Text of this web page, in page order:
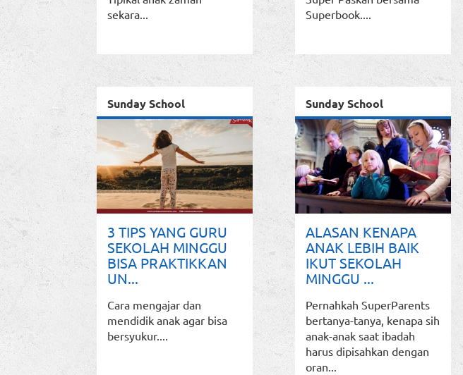
sekara...
Superbook....
Sunday School
3 TIPS YANG GURU
SEKOLAH MINGGU
BISA PRAKTIKKAN
UN...
Cara mengajar dan
mendidik anak agar bisa
bersyukur....
Sunday School
ALASAN KENAPA
ANAK LEBIH BAIK
IKUT SEKOLAH
MINGGU ...
Pernahkah SuperParents
bertanya-tanya, kenapa sih
anak-anak saat ibadah
harus dipisahkan dengan
oran...